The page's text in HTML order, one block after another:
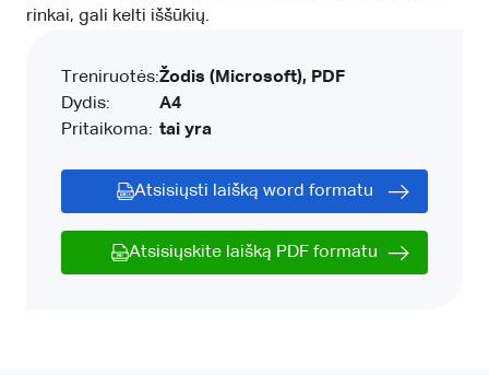
rinkai, gali kelti iššūkių.
Treniruotės:
Dydis:
Pritaikoma:
Žodis (Microsoft), PDF
A4
tai yra
Atsisiųsti laišką word formatu
Atsisiųskite laišką PDF formatu